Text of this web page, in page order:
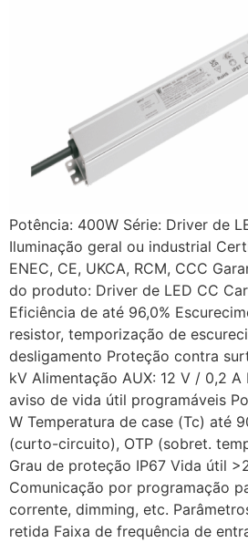
Potência: 400W Série: Driver de
Iluminação geral ou industrial
ENEC, CE, UKCA, RCM, CCC
do produto: Driver de LED CC
Eficiência de até 96,0%
resistor, temporização de
desligamento Proteção contra
kV Alimentação AUX: 12 V / 0,2 A
aviso de vida útil programáveis
W Temperatura de case (Tc) até
(curto-circuito), OTP (sobret.
Grau de proteção IP67 Vida útil
Comunicação por programação
corrente, dimming, etc.
retida Faixa de frequência de